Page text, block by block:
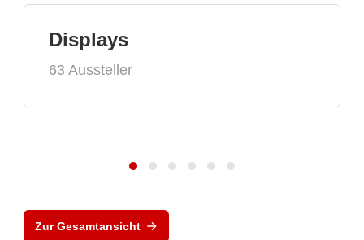
Displays
63 Aussteller
Zur Gesamtansicht